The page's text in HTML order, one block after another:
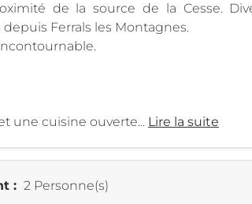
de la source de la Cesse.
Ferrals les Montagnes.
une cuisine ouverte... Lire la suite
: 2 Personne(s)